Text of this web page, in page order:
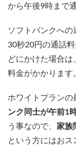
から午後9時まで
ソフトバンクへ
30秒20円の通話
どにかけた場合
料金がかかります
ホワイトプランの
ンク同士が午前1
う事なので、 家族
という方にはおス